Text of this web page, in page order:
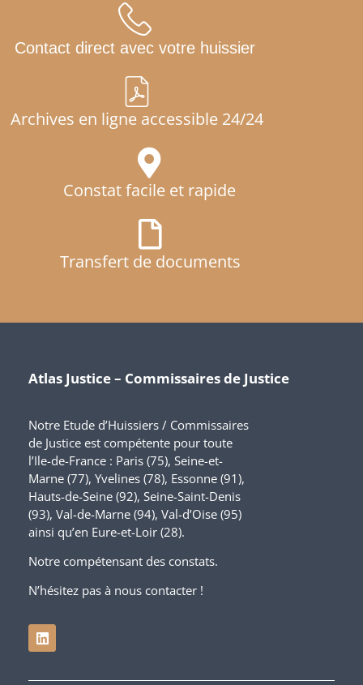
Contact direct avec votre huissier
Archives en ligne accessible 24/24
Constat facile et rapide
Transfert de documents
Atlas Justice – Commissaires de Justice
Notre Etude d’Huissiers / Commissaires
de Justice est compétente pour toute
l’Ile-de-France : Paris (75), Seine-et-
Marne (77), Yvelines (78), Essonne (91),
Hauts-de-Seine (92), Seine-Saint-Denis
(93), Val-de-Marne (94), Val-d’Oise (95)
ainsi qu’en Eure-et-Loir (28).
Notre compétensant des constats.
N’hésitez pas à nous contacter !